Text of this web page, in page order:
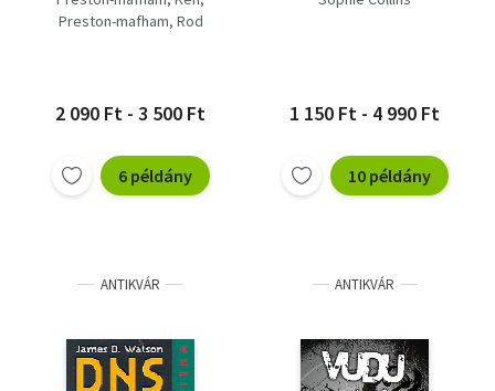
Preston-mafham, Rod
2 090 Ft - 3 500 Ft
6 példány
1 150 Ft - 4 990 Ft
10 példány
ANTIKVÁR ANTIKVÁR